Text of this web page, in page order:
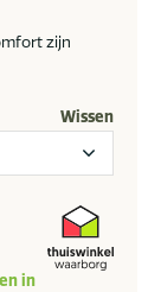
zijn
Wissen
in